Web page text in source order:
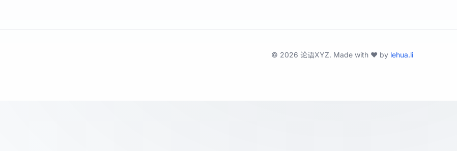
© 2026 论语XYZ. Made with ❤️ by lehua.li